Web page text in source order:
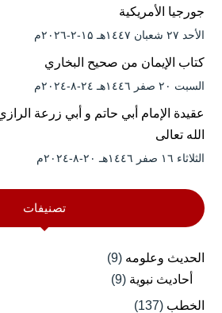
جورجيا الأمريكية
الأحد ۲۷ شعبان ۱٤٤۷هـ ۱۵-۲-۲۰۲٦م
كتاب الإيمان من صحيح البخاري
السبت ۲۰ صفر ۱٤٤٦هـ ۲٤-۸-۲۰۲٤م
عقيدة الإمام أبي حاتم و أبي زرعة
الله تعالى
الثلاثاء ۱٦ صفر ۱٤٤٦هـ ۲۰-۸-۲۰۲٤م
تصنيفات
الحديث وعلومه (9)
أحاديث نبوية (9)
الخطب (137)